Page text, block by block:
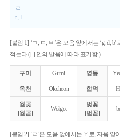
ㄹ
r, l
[붙임 1] ‘ㄱ, ㄷ, ㅂ’은 모음 앞에서는 ‘g, d,
적는다.([ ] 안의 발음에 따라 표기함.)
구미 Gumi 영동
옥천 Okcheon 합덕
월곶
[월곧]
Wolgot
벚꽃
[벋꼳]
[붙임 2] ‘ㄹ’은 모음 앞에서는 ‘r’로, 자음 앞